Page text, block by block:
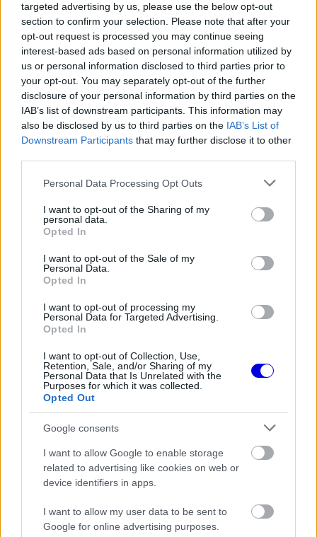
targeted advertising by us, please use the below opt-out
section to confirm your selection. Please note that after your
opt-out request is processed you may continue seeing
interest-based ads based on personal information utilized by
us or personal information disclosed to third parties prior to
your opt-out. You may separately opt-out of the further
disclosure of your personal information by third parties on the
IAB’s list of downstream participants. This information may
also be disclosed by us to third parties on the IAB’s List of
Downstream Participants that may further disclose it to other
Please note that this website/app uses one or more Google
not limited to your visit or usage behaviour. You may click to
grant or deny consent to Google and its third-party tags to
use your data for below specified purposes in below Google
consent section.
Personal Data Processing Opt Outs
I want to opt-out of the Sharing of my
personal data.
Opted In
I want to opt-out of the Sale of my
Personal Data.
Opted In
I want to opt-out of processing my
Personal Data for Targeted Advertising.
Opted In
I want to opt-out of Collection, Use,
Retention, Sale, and/or Sharing of my
Personal Data that Is Unrelated with the
Purposes for which it was collected.
Opted Out
Google consents
I want to allow Google to enable storage
related to advertising like cookies on web or
device identifiers in apps.
I want to allow my user data to be sent to
Google for online advertising purposes.
egy esetleges kivonulásról; a csomagot 2023
közepén nagyjából 900 millió amerikai dollárra
értékelték.
A háttérben az F1-es értékek meredek
növekedése áll, hiszen nemrég az Aston Martin és
a Red Bull testvércsapata, a Racing Bulls a
becslések szerint már 2 milliárd dollár feletti
tartományban mozogtak.
loading.
modal
window.
the server or network failed or because the format
A lap forrásai úgy tudják, a tárgyalások nem
előrehaladottak, a hír mégis felkorbácsolta a
találgatásokat egy új befektetői kör körül,
amelyben a paddock ismert szereplői is